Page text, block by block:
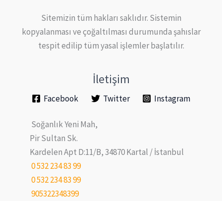
Sitemizin tüm hakları saklıdır. Sistemin
kopyalanması ve çoğaltılması durumunda şahıslar
tespit edilip tüm yasal işlemler başlatılır.
İletişim
Facebook Twitter Instagram
Soğanlık Yeni Mah,
Pir Sultan Sk.
Kardelen Apt D:11/B, 34870 Kartal / İstanbul
0 532 234 83 99
0 532 234 83 99
905322348399